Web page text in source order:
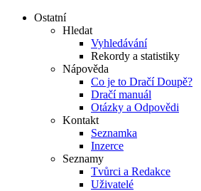
Ostatní
Hledat
Vyhledávání
Rekordy a statistiky
Nápověda
Co je to Dračí Doupě?
Dračí manuál
Otázky a Odpovědi
Kontakt
Seznamka
Inzerce
Seznamy
Tvůrci a Redakce
Uživatelé